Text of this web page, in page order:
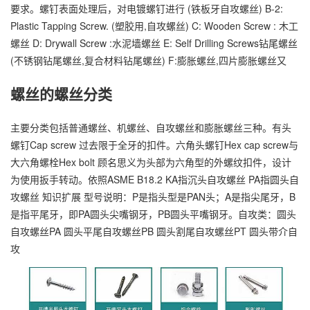
要求。螺钉表面处理后，对电镀螺钉进行 (铁板牙自攻螺丝) B-2:
Plastic Tapping Screw. (塑胶用,自攻螺丝) C: Wooden Screw : 木工
螺丝 D: Drywall Screw :水泥墙螺丝 E: Self Drilling Screws钻尾螺丝
(不锈钢钻尾螺丝,复合材料钻尾螺丝) F:膨胀螺丝,四片膨胀螺丝又
螺丝的螺丝分类
主要分类包括普通螺丝、机螺丝、自攻螺丝和膨胀螺丝三种。有头
螺钉Cap screw 过去限于全牙的扣件。六角头螺钉Hex cap screw与
大六角螺栓Hex bolt 顾名思义为头部为六角型的外螺纹扣件，设计
为使用扳手转动。依照ASME B18.2 KA指沉头自攻螺丝 PA指圆头自
攻螺丝 知识扩展 型号说明：P是指头型是PAN头；A是指尖尾牙，B
是指平尾牙，即PA圆头尖嘴钢牙，PB圆头平嘴钢牙。自攻类：圆头
自攻螺丝PA 圆头平尾自攻螺丝PB 圆头割尾自攻螺丝PT 圆头带介自
攻